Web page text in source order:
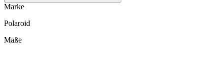
Marke
Polaroid
Maße